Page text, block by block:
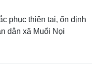
phục thiên tai, ổn định
dân xã Muổi Nọi